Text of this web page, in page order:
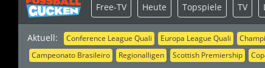
Aktuell: Conference League Quali Europa League Quali
Campeonato Brasileiro
Regionalligen Scottish Premiership
Free-TV Heute Topspiele TV